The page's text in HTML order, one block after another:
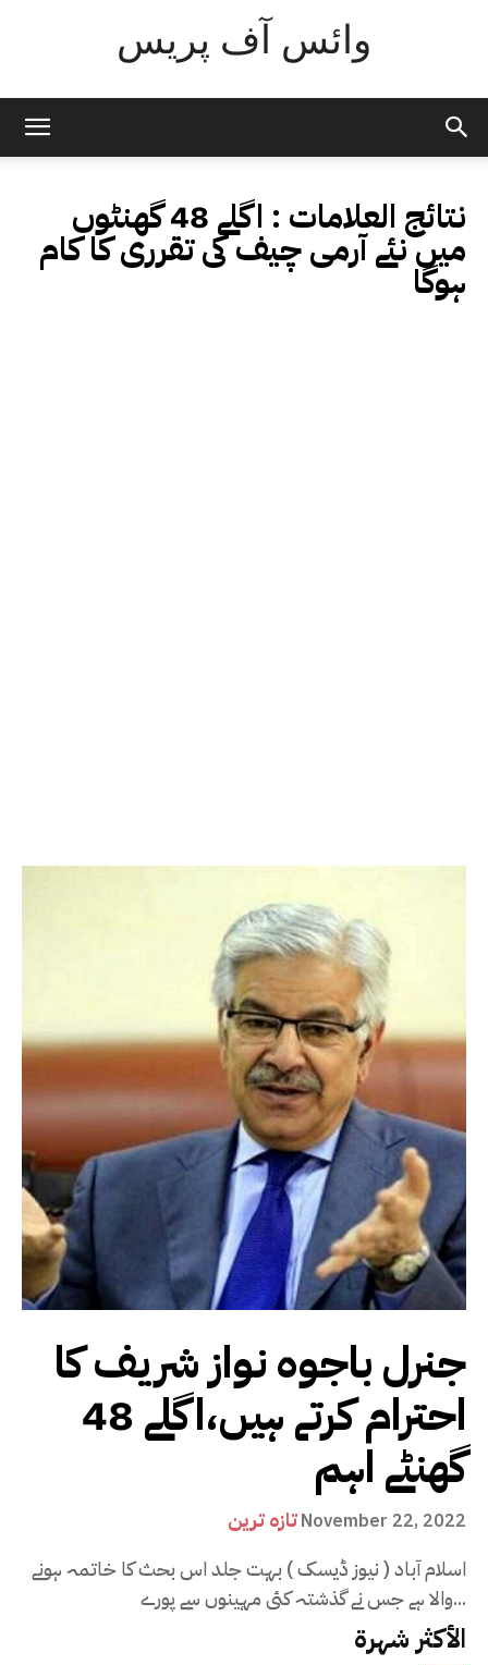
وائس آف پریس
نتائج العلامات : اگلے 48 گھنٹوں
میں نئے آرمی چیف کی تقرری کا کام
ہوگا
جنرل باجوہ نواز شریف کا
احترام کرتے ہیں،اگلے 48
گھنٹے اہم
تازہ ترینNovember 22, 2022
اسلام آباد ( نیوز ڈیسک ) بہت جلد اس بحث کا خاتمہ ہونے
والا ہے جس نے گذشتہ کئی مہینوں سے پورے...
الأكثر شهرة